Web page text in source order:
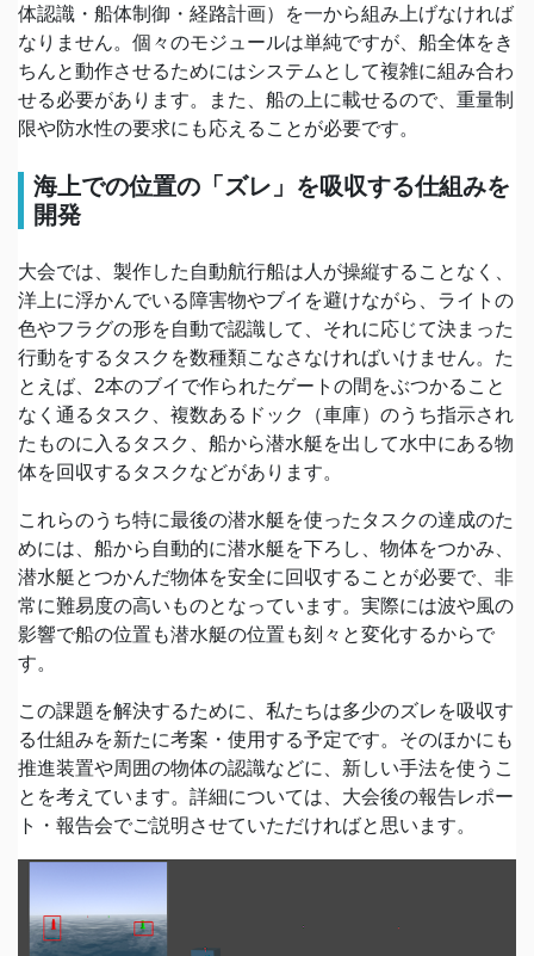
体認識・船体制御・経路計画）を一から組み上げなければ
なりません。個々のモジュールは単純ですが、船全体をき
ちんと動作させるためにはシステムとして複雑に組み合わ
せる必要があります。また、船の上に載せるので、重量制
限や防水性の要求にも応えることが必要です。
海上での位置の「ズレ」を吸収する仕組みを
開発
大会では、製作した自動航行船は人が操縦することなく、
洋上に浮かんでいる障害物やブイを避けながら、ライトの
色やフラグの形を自動で認識して、それに応じて決まった
行動をするタスクを数種類こなさなければいけません。た
とえば、2本のブイで作られたゲートの間をぶつかること
なく通るタスク、複数あるドック（車庫）のうち指示され
たものに入るタスク、船から潜水艇を出して水中にある物
体を回収するタスクなどがあります。
これらのうち特に最後の潜水艇を使ったタスクの達成のた
めには、船から自動的に潜水艇を下ろし、物体をつかみ、
潜水艇とつかんだ物体を安全に回収することが必要で、非
常に難易度の高いものとなっています。実際には波や風の
影響で船の位置も潜水艇の位置も刻々と変化するからで
す。
この課題を解決するために、私たちは多少のズレを吸収す
る仕組みを新たに考案・使用する予定です。そのほかにも
推進装置や周囲の物体の認識などに、新しい手法を使うこ
とを考えています。詳細については、大会後の報告レポー
ト・報告会でご説明させていただければと思います。